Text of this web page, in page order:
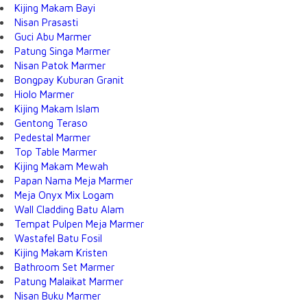
Kijing Makam Bayi
Nisan Prasasti
Guci Abu Marmer
Patung Singa Marmer
Nisan Patok Marmer
Bongpay Kuburan Granit
Hiolo Marmer
Kijing Makam Islam
Gentong Teraso
Pedestal Marmer
Top Table Marmer
Kijing Makam Mewah
Papan Nama Meja Marmer
Meja Onyx Mix Logam
Wall Cladding Batu Alam
Tempat Pulpen Meja Marmer
Wastafel Batu Fosil
Kijing Makam Kristen
Bathroom Set Marmer
Patung Malaikat Marmer
Nisan Buku Marmer